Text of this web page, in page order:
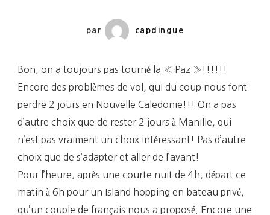
par capdingue
Bon, on a toujours pas tourné la « Paz »!!!!!!
Encore des problèmes de vol, qui du coup nous font
perdre 2 jours en Nouvelle Caledonie!!! On a pas
d’autre choix que de rester 2 jours à Manille, qui
n’est pas vraiment un choix intéressant! Pas d’autre
choix que de s’adapter et aller de l’avant!
Pour l’heure, après une courte nuit de 4h, départ ce
matin à 6h pour un Island hopping en bateau privé,
qu’un couple de français nous a proposé. Encore une